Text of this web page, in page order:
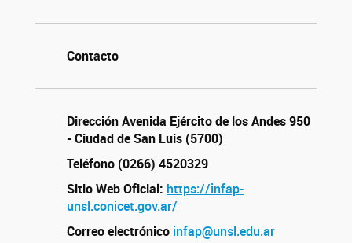
Contacto
Dirección Avenida Ejército de los Andes 950
- Ciudad de San Luis (5700)
Teléfono (0266) 4520329
Sitio Web Oficial: https://infap-
unsl.conicet.gov.ar/
Correo electrónico infap@unsl.edu.ar